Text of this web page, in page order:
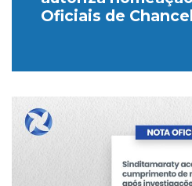
Oficiais de